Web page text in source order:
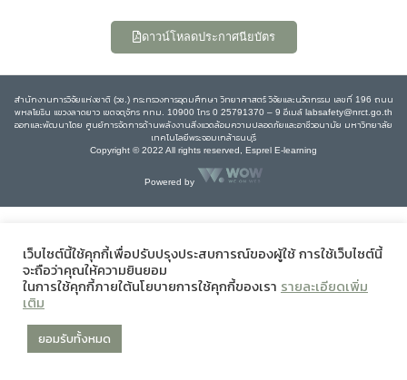
ดาวน์โหลดประกาศนียบัตร
สำนักงานการวิจัยแห่งชาติ (วช.) กระทรวงการอุดมศึกษา วิทยาศาสตร์ วิจัยและนวัตกรรม เลขที่ 196 ถนน
พหลโยธิน แขวงลาดยาว เขตจตุจักร กทม. 10900 โทร 0 25791370 – 9 อีเมล์ labsafety@nrct.go.th
ออกและพัฒนาโดย ศูนย์การจัดการด้านพลังงานสิ่งแวดล้อมความปลอดภัยและอาชีวอนามัย มหาวิทยาลัย
เทคโนโลยีพระจอมเกล้าธนบุรี
Copyright © 2022 All rights reserved, Esprel E-learning
Powered by
เว็บไซต์นี้ใช้คุกกี้เพื่อปรับปรุงประสบการณ์ของผู้ใช้ การใช้เว็บไซต์นี้
จะถือว่าคุณให้ความยินยอม
ในการใช้คุกกี้ภายใต้นโยบายการใช้คุกกี้ของเรา รายละเอียดเพิ่ม
เติม
ยอมรับทั้งหมด